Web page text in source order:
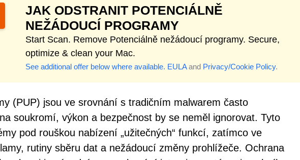
JAK ODSTRANIT POTENCIÁLNĚ
NEŽÁDOUCÍ PROGRAMY
Start Scan. Remove Potenciálně nežádoucí programy. Secure,
optimize & clean your Mac.
See additional offer below where available. EULAand Privacy/Cookie Policy.
(PUP) jsou ve srovnání s tradičním malwarem často
soukromí, výkon a bezpečnost by se neměl ignorovat. Tyto
pod rouškou nabízení „užitečných“ funkcí, zatímco ve
rutiny sběru dat a nežádoucí změny prohlížeče. Ochrana